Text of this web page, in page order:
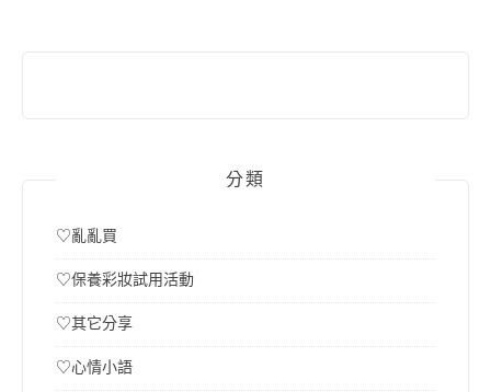
分類
♡亂亂買
♡保養彩妝試用活動
♡其它分享
♡心情小語